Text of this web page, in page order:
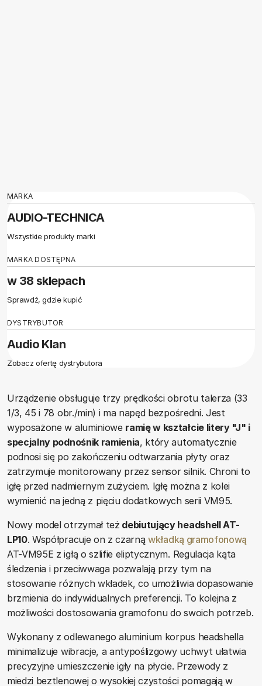
MARKA
AUDIO-TECHNICA
Wszystkie produkty marki
MARKA DOSTĘPNA
w 38 sklepach
Sprawdź, gdzie kupić
DYSTRYBUTOR
Audio Klan
Zobacz ofertę dystrybutora
Urządzenie obsługuje trzy prędkości obrotu talerza (33
1/3, 45 i 78 obr./min) i ma napęd bezpośredni. Jest
wyposażone w aluminiowe ramię w kształcie litery "J" i
specjalny podnośnik ramienia, który automatycznie
podnosi się po zakończeniu odtwarzania płyty oraz
zatrzymuje monitorowany przez sensor silnik. Chroni to
igłę przed nadmiernym zużyciem. Igłę można z kolei
wymienić na jedną z pięciu dodatkowych serii VM95.
Nowy model otrzymał też debiutujący headshell AT-
LP10. Współpracuje on z czarnąwkładką gramofonową
AT-VM95E z igłą o szlifie eliptycznym. Regulacja kąta
śledzenia i przeciwwaga pozwalają przy tym na
stosowanie różnych wkładek, co umożliwia dopasowanie
brzmienia do indywidualnych preferencji. To kolejna z
możliwości dostosowania gramofonu do swoich potrzeb.
Wykonany z odlewanego aluminium korpus headshella
minimalizuje wibracje, a antypoślizgowy uchwyt ułatwia
precyzyjne umieszczenie igły na płycie. Przewody z
miedzi beztlenowej o wysokiej czystości pomagają w